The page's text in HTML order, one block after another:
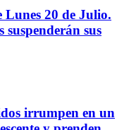
Lunes 20 de Julio.
sus
irrumpen en un